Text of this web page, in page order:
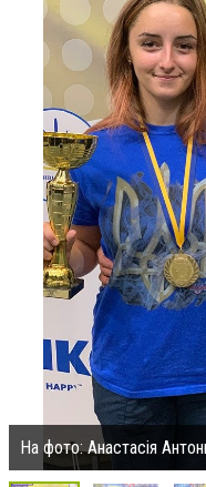
На фото: Анастасія